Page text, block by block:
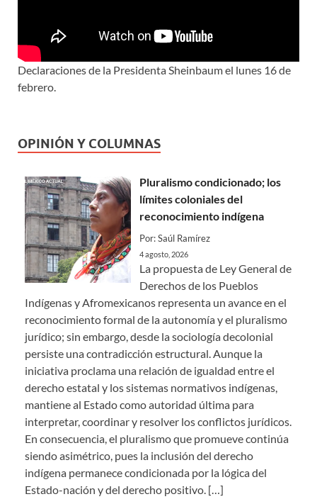
Declaraciones de la Presidenta Sheinbaum el lunes 16 de
febrero.
OPINIÓN Y COLUMNAS
Pluralismo condicionado; los
límites coloniales del
reconocimiento indígena
Por: Saúl Ramírez
4 agosto, 2026
La propuesta de Ley General de
Derechos de los Pueblos
Indígenas y Afromexicanos representa un avance en el
reconocimiento formal de la autonomía y el pluralismo
jurídico; sin embargo, desde la sociología decolonial
persiste una contradicción estructural. Aunque la
iniciativa proclama una relación de igualdad entre el
derecho estatal y los sistemas normativos indígenas,
mantiene al Estado como autoridad última para
interpretar, coordinar y resolver los conflictos jurídicos.
En consecuencia, el pluralismo que promueve continúa
siendo asimétrico, pues la inclusión del derecho
indígena permanece condicionada por la lógica del
Estado-nación y del derecho positivo. […]